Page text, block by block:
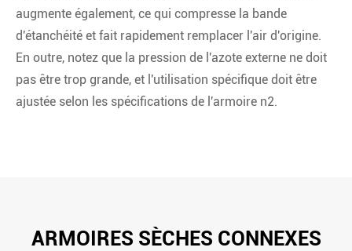
augmente également, ce qui compresse la bande
d'étanchéité et fait rapidement remplacer l'air d'origine.
En outre, notez que la pression de l'azote externe ne doit
pas être trop grande, et l'utilisation spécifique doit être
ajustée selon les spécifications de l'armoire n2.
ARMOIRES SÈCHES CONNEXES